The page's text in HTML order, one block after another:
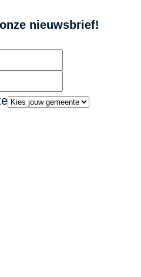
nieuwsbrief!